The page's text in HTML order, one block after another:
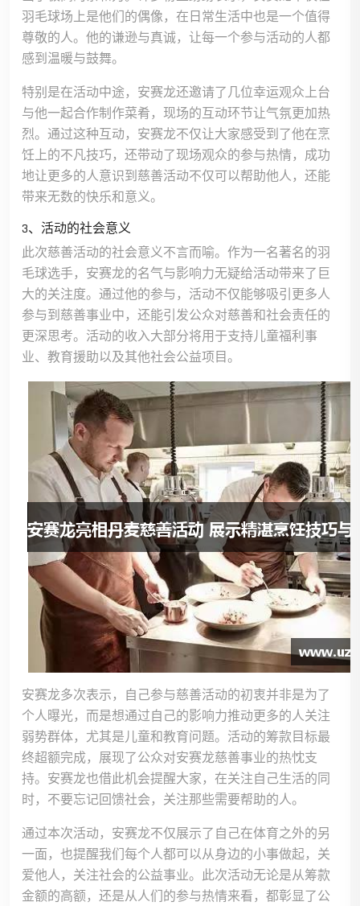
羽毛球场上是他们的偶像，在日常生活中也是一个值得
尊敬的人。他的谦逊与真诚，让每一个参与活动的人都
感到温暖与鼓舞。
特别是在活动中途，安赛龙还邀请了几位幸运观众上台
与他一起合作制作菜肴，现场的互动环节让气氛更加热
烈。通过这种互动，安赛龙不仅让大家感受到了他在烹
饪上的不凡技巧，还带动了现场观众的参与热情，成功
地让更多的人意识到慈善活动不仅可以帮助他人，还能
带来无数的快乐和意义。
3、活动的社会意义
此次慈善活动的社会意义不言而喻。作为一名著名的羽
毛球选手，安赛龙的名气与影响力无疑给活动带来了巨
大的关注度。通过他的参与，活动不仅能够吸引更多人
参与到慈善事业中，还能引发公众对慈善和社会责任的
更深思考。活动的收入大部分将用于支持儿童福利事
业、教育援助以及其他社会公益项目。
安赛龙多次表示，自己参与慈善活动的初衷并非是为了
个人曝光，而是想通过自己的影响力推动更多的人关注
弱势群体，尤其是儿童和教育问题。活动的筹款目标最
终超额完成，展现了公众对安赛龙慈善事业的热忱支
持。安赛龙也借此机会提醒大家，在关注自己生活的同
时，不要忘记回馈社会，关注那些需要帮助的人。
通过本次活动，安赛龙不仅展示了自己在体育之外的另
一面，也提醒我们每个人都可以从身边的小事做起，关
爱他人，关注社会的公益事业。此次活动无论是从筹款
金额的高额，还是从人们的参与热情来看，都彰显了公